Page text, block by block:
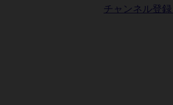
チャンネル登録